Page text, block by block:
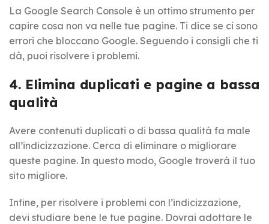
La Google Search Console è un ottimo strumento per
capire cosa non va nelle tue pagine. Ti dice se ci sono
errori che bloccano Google. Seguendo i consigli che ti
dà, puoi risolvere i problemi.
4. Elimina duplicati e pagine a bassa
qualità
Avere contenuti duplicati o di bassa qualità fa male
all’indicizzazione. Cerca di eliminare o migliorare
queste pagine. In questo modo, Google troverà il tuo
sito migliore.
Infine, per risolvere i problemi con l’indicizzazione,
devi studiare bene le tue pagine. Dovrai adottare le